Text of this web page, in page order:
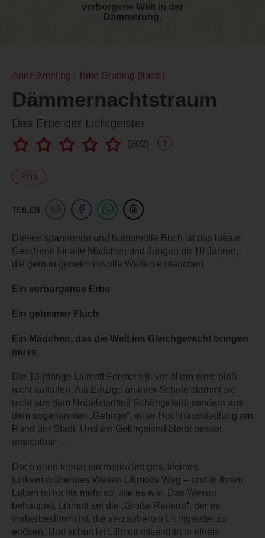
verborgene Welt in der
Dämmerung.
Anne Ameling Timo Grubing (Ilustr.)
Dämmernachtstraum
Das Erbe der Lichtgeister
(202) ?
Print
TEILEN
Dieses spannende und humorvolle Buch ist das ideale
Geschenk für alle Mädchen und Jungen ab 10 Jahren,
die gern in geheimnisvolle Welten eintauchen.
Ein verborgenes Erbe
Ein geheimer Fluch
Ein Mädchen, das die Welt ins Gleichgewicht bringen
muss
Die 13-jährige Lilimott Förster will vor allem eins: bloß
nicht auffallen. Als Einzige an ihrer Schule stammt sie
nicht aus dem Nobelstadtteil Schöngefeld, sondern aus
dem sogenannten „Gebirge“, einer Hochhaussiedlung am
Rand der Stadt. Und ein Gebirgskind bleibt besser
unsichtbar …
Doch dann kreuzt ein merkwürdiges, kleines,
funkensprühendes Wesen Lilimotts Weg – und in ihrem
Leben ist nichts mehr so, wie es war. Das Wesen
behauptet, Lilimott sei die „Große Retterin“, der es
vorherbestimmt ist, die verzauberten Lichtgeister zu
erlösen. Und schon ist Lilimott mittendrin in einem